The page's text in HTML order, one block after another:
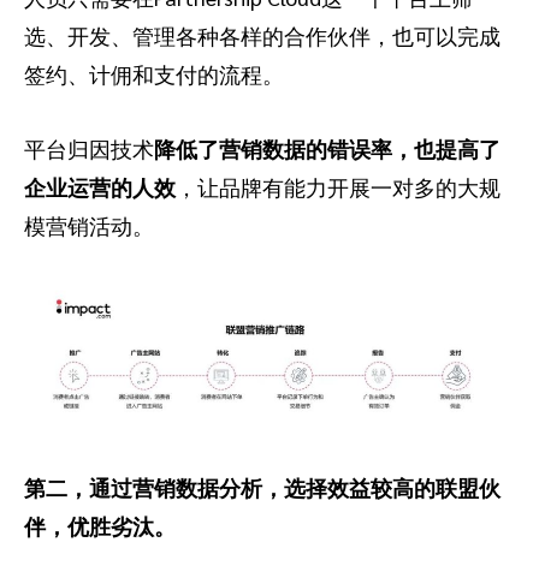
选、开发、管理各种各样的合作伙伴，也可以完成
签约、计佣和支付的流程。
平台归因技术降低了营销数据的错误率，也提高了
企业运营的人效 ，让品牌有能力开展一对多的大规
模营销活动。
第二，通过营销数据分析，选择效益较高的联盟伙
伴，优胜劣汰。